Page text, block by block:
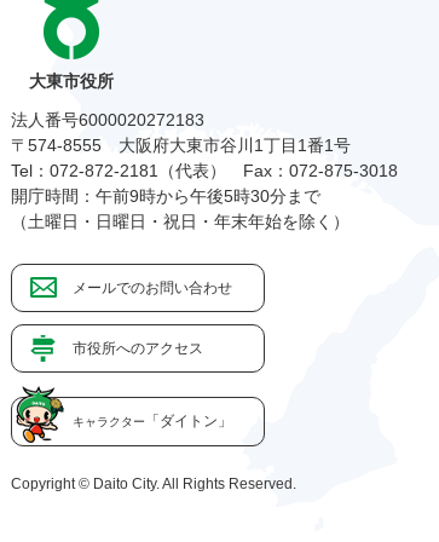
大東市役所
法人番号6000020272183
〒574-8555 大阪府大東市谷川1丁目1番1号
Tel：072-872-2181（代表）
Fax：072-875-3018
開庁時間：午前9時から午後5時30分まで
（土曜日・日曜日・祝日・年末年始を除く）
メールでのお問い合わせ
市役所へのアクセス
キャラクター 「ダイトン」
Copyright © Daito City. All Rights Reserved.